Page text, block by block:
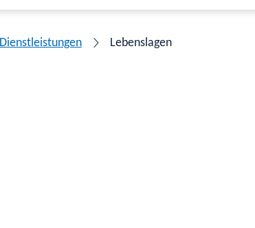
Dienstleistungen Lebenslagen